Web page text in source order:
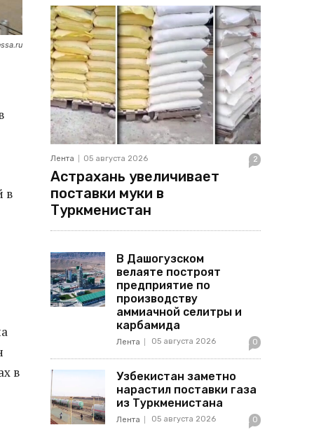
в
в
Лента 05 августа 2026 2
Астрахань увеличивает
поставки муки в
Туркменистан
В Дашогузском
велаяте построят
предприятие по
производству
аммиачной селитры и
карбамида
Лента 05 августа 2026 0
Узбекистан заметно
нарастил поставки газа
из Туркменистана
Лента 05 августа 2026 0